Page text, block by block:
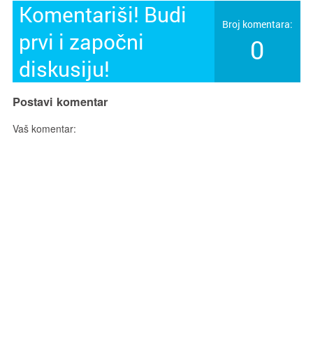
Komentariši! Budi
prvi i započni
diskusiju!
Broj komentara:
0
Postavi komentar
Vaš komentar: